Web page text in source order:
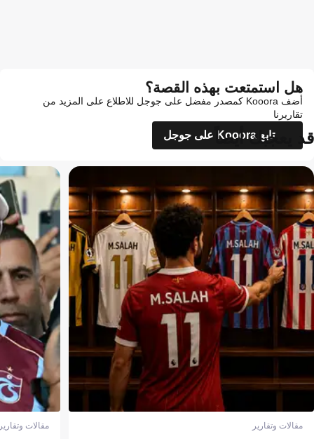
هل استمتعت بهذه القصة؟
أضف Kooora كمصدر مفضل على جوجل للاطلاع على المزيد من
تقاريرنا
تابع Kooora على جوجل
قد يعجبك أيضاً
مقالات وتقارير مقالات